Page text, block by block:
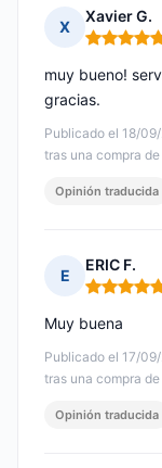
X
Xavier G.
Nota: 5 de
Publicado el 18/
tras una compra
muy bueno!
gracias.
Opinión traducida
E
ERIC F.
Nota: 5 de
Publicado el 17/
tras una compra
Muy buena
Opinión traducida